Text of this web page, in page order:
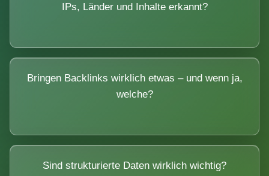
IPs, Länder und Inhalte erkannt?
Bringen Backlinks wirklich etwas – und wenn ja,
welche?
Sind strukturierte Daten wirklich wichtig?